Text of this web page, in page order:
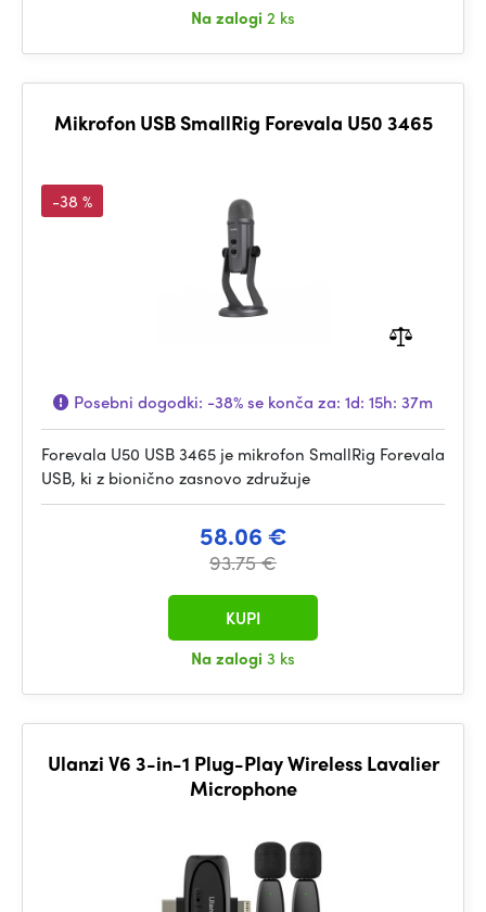
Na zalogi 2 ks
Mikrofon USB SmallRig Forevala U50 3465
-38 %
Posebni dogodki: -38%se konča za: 1d: 15h: 37m
Forevala U50 USB 3465 je mikrofon SmallRig Forevala
USB, ki z bionično zasnovo združuje
58.06 €
93.75 €
Na zalogi 3 ks
KUPI
Ulanzi V6 3-in-1 Plug-Play Wireless Lavalier
Microphone